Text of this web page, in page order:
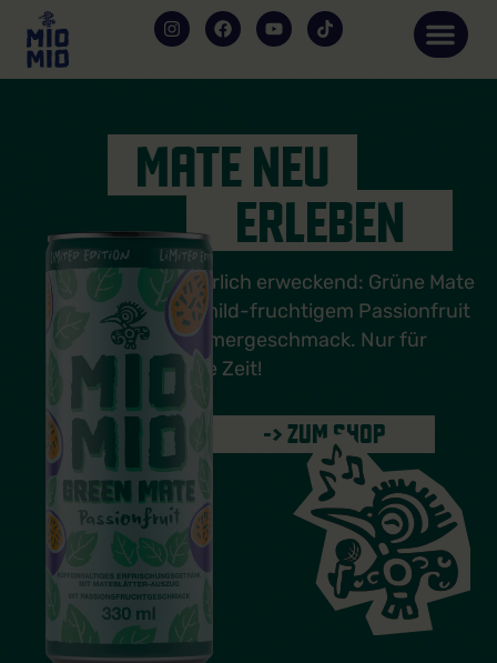
MATE NEU
ERLEBEN
-> ZUM SHOP
Natürlich erweckend: Grüne Mate
mit mild-fruchtigem Passionfruit
Sommergeschmack. Nur für
kurze Zeit!